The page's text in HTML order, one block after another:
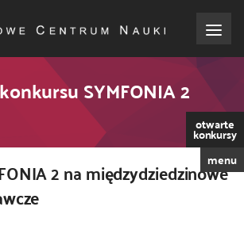
SYMFONIA 2
otwarte
konkursy
menu
2 na międzydziedzinowe